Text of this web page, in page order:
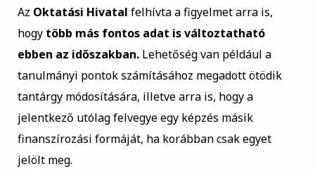
Az Oktatási Hivatal felhívta a figyelmet arra is,
hogy több más fontos adat is változtatható
ebben az időszakban.Lehetőség van például a
tanulmányi pontok számításához megadott ötödik
tantárgy módosítására, illetve arra is, hogy a
jelentkező utólag felvegye egy képzés másik
finanszírozási formáját, ha korábban csak egyet
jelölt meg.